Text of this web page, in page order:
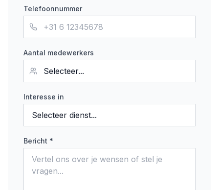
Telefoonnummer
Aantal medewerkers
Interesse in
Bericht *